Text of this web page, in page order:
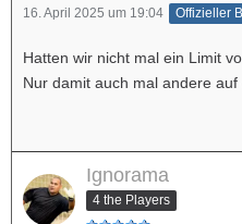
16. April 2025 um 19:04 Offizieller
Hatten wir nicht mal ein Limit
Nur damit auch mal andere
Ignorama
4 the Players